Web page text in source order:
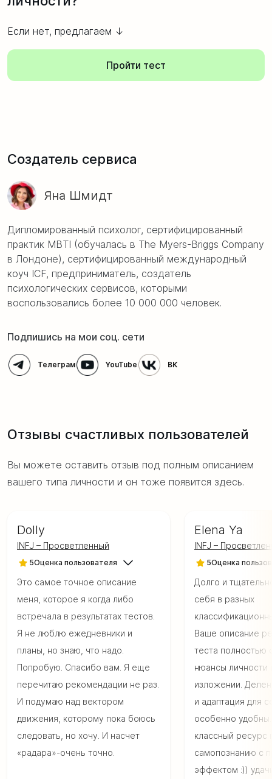
Если нет, предлагаем ↓
Пройти тест
Создатель сервиса
Яна Шмидт
Дипломированный психолог, сертифицированный
практик MBTI (обучалась в The Myers-Briggs Company
в Лондоне), сертифицированный международный
коуч ICF, предприниматель, создатель
психологических сервисов, которыми
воспользовались более 10 000 000 человек.
Подпишись на мои соц. сети
Телеграм YouTube ВК
Отзывы счастливых пользователей
Вы можете оставить отзыв под полным описанием
вашего типа личности и он тоже появится здесь.
Dolly
INFJ – Просветленный
5Оценка пользователя
Это самое точное описание
меня, которое я когда либо
встречала в результатах тестов.
Я не люблю ежедневники и
планы, но знаю, что надо.
Попробую. Спасибо вам. Я еще
перечитаю рекомендации не раз.
И подумаю над вектором
движения, которому пока боюсь
следовать, но хочу. И насчет
«радара»-очень точно.
Elena Ya
INFJ –
5Оценка
Долго и
себя в разных
Ваше описание
теста полностью
нюансы личности
изложении.
и адаптация для
особенно
классный ресурс
самопознанию с
эффектом :))